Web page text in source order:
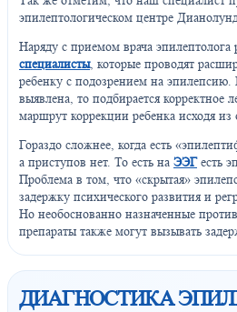
эпилептологическом центре
Наряду с приемом врача
специалисты, которые проводят
ребенку с подозрением на
выявлена, то подбирается корректное
маршрут коррекции ребенка исходя из
Гораздо сложнее, когда есть
а приступов нет. То есть на ЭЭГесть
Проблема в том, что «скрытая»
задержку психического развития и
Но необоснованно назначенные
препараты также могут вызывать
ДИАГНОСТИКА